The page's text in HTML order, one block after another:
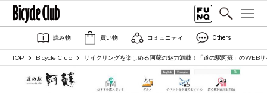
読み物 買い物 コミュニティ Others
TOP Bicycle Club サイクリングを楽しめる阿蘇の魅力満載！「道の駅阿蘇」のWEB